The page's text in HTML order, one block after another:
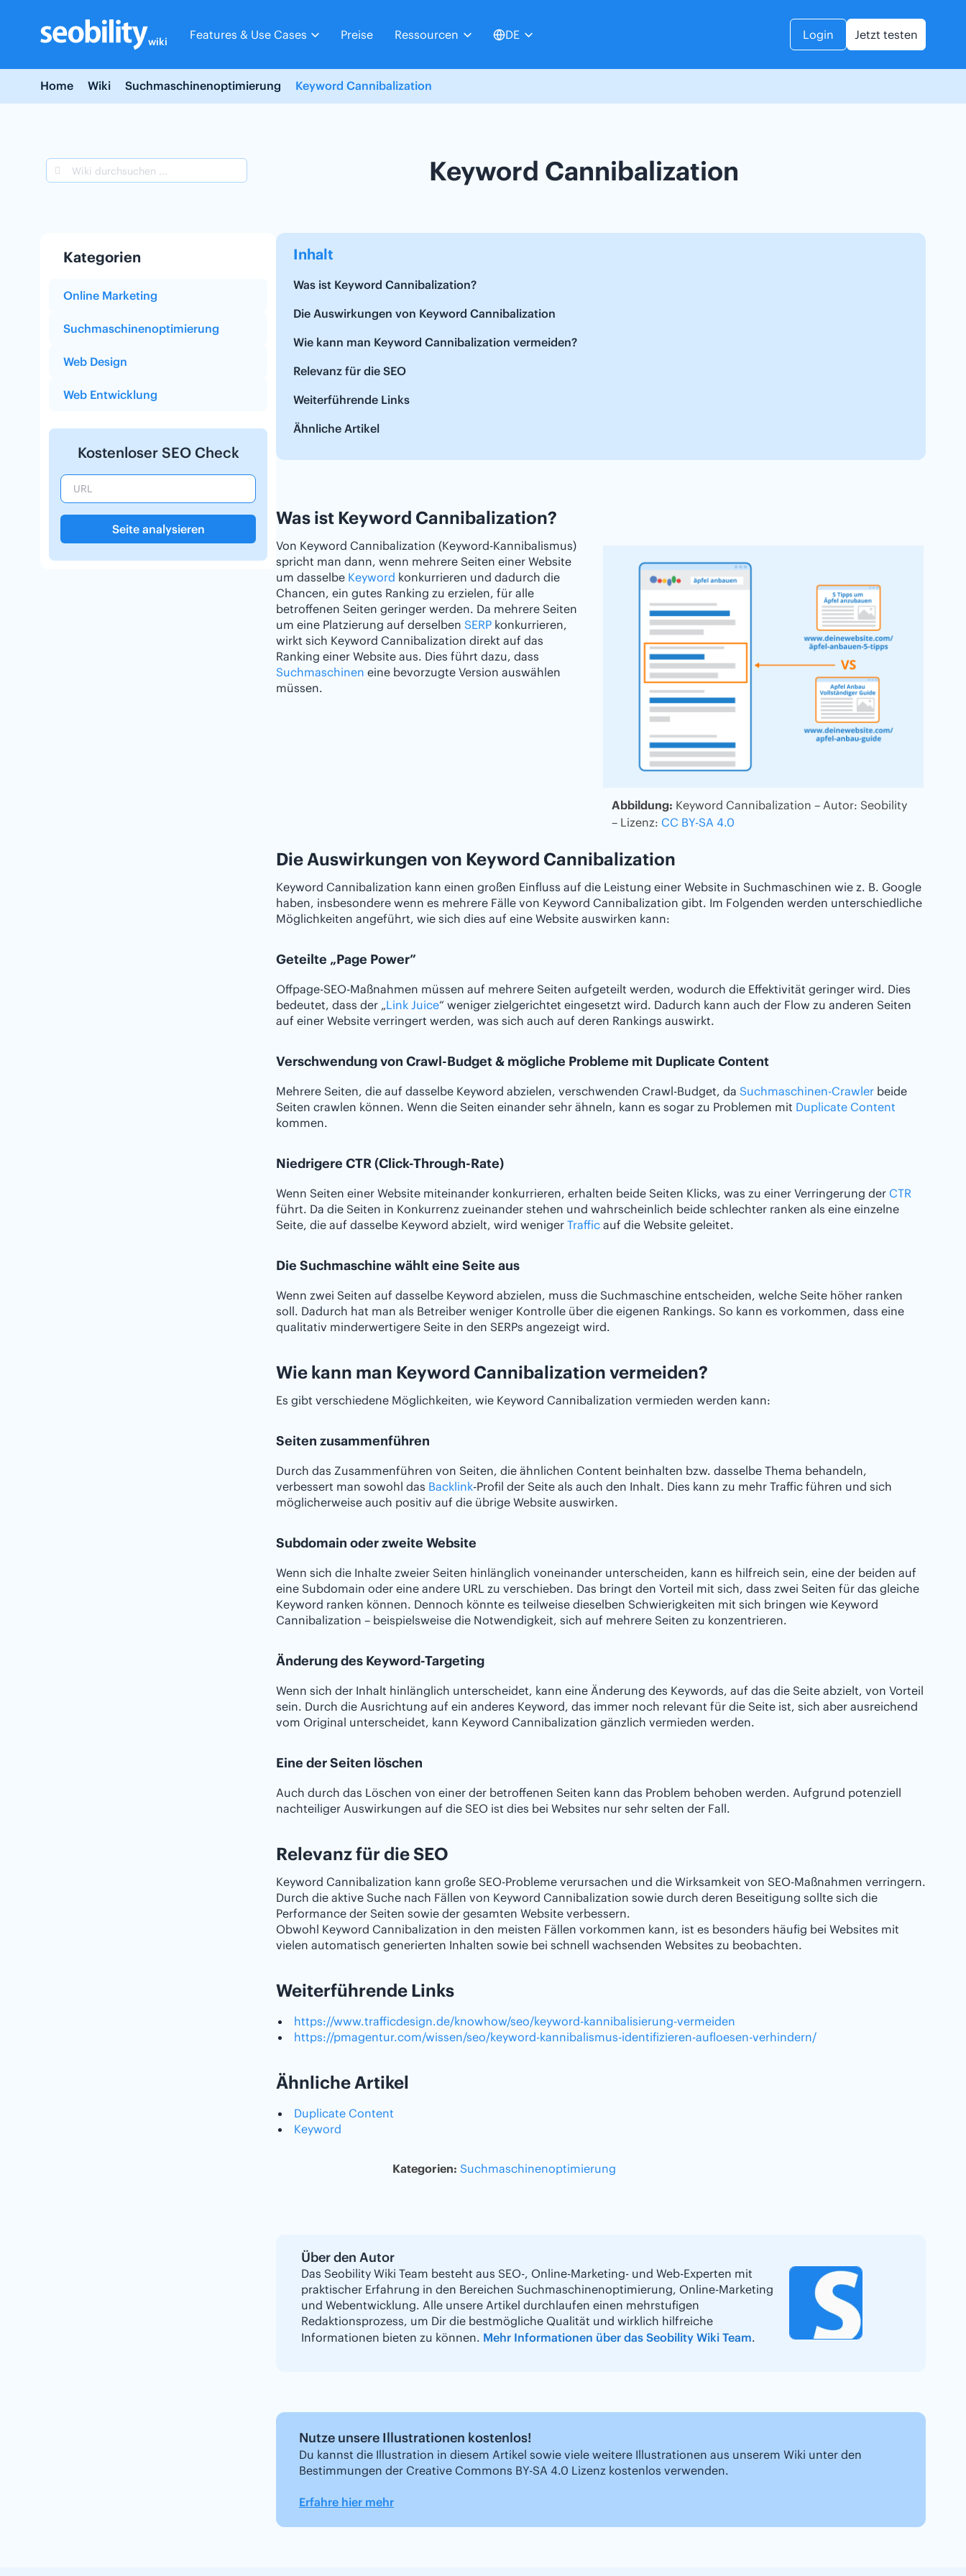
content
wiki Features & Use Cases Preise Ressourcen DE Login Jetzt testen
Home Wiki Suchmaschinenoptimierung Keyword Cannibalization
Keyword Cannibalization
Kategorien
Online Marketing
Suchmaschinenoptimierung
Web Design
Web Entwicklung
Kostenloser SEO Check
Seite analysieren
Inhalt
Was ist Keyword Cannibalization?
Die Auswirkungen von Keyword Cannibalization
Wie kann man Keyword Cannibalization vermeiden?
Relevanz für die SEO
Weiterführende Links
Ähnliche Artikel
Was ist Keyword Cannibalization?
Abbildung: Keyword Cannibalization – Autor: Seobility
– Lizenz: CC BY-SA 4.0
Von Keyword Cannibalization (Keyword-Kannibalismus)
spricht man dann, wenn mehrere Seiten einer Website
um dasselbe Keyword konkurrieren und dadurch die
Chancen, ein gutes Ranking zu erzielen, für alle
betroffenen Seiten geringer werden. Da mehrere Seiten
um eine Platzierung auf derselben SERP konkurrieren,
wirkt sich Keyword Cannibalization direkt auf das
Ranking einer Website aus. Dies führt dazu, dass
Suchmaschinen eine bevorzugte Version auswählen
müssen.
Die Auswirkungen von Keyword Cannibalization
Keyword Cannibalization kann einen großen Einfluss auf die Leistung einer Website in Suchmaschinen wie z. B. Google
haben, insbesondere wenn es mehrere Fälle von Keyword Cannibalization gibt. Im Folgenden werden unterschiedliche
Möglichkeiten angeführt, wie sich dies auf eine Website auswirken kann:
Geteilte „Page Power”
Offpage-SEO-Maßnahmen müssen auf mehrere Seiten aufgeteilt werden, wodurch die Effektivität geringer wird. Dies
bedeutet, dass der „Link Juice“ weniger zielgerichtet eingesetzt wird. Dadurch kann auch der Flow zu anderen Seiten
auf einer Website verringert werden, was sich auch auf deren Rankings auswirkt.
Verschwendung von Crawl-Budget & mögliche Probleme mit Duplicate Content
Mehrere Seiten, die auf dasselbe Keyword abzielen, verschwenden Crawl-Budget, da Suchmaschinen-Crawler beide
Seiten crawlen können. Wenn die Seiten einander sehr ähneln, kann es sogar zu Problemen mit Duplicate Content
kommen.
Niedrigere CTR (Click-Through-Rate)
Wenn Seiten einer Website miteinander konkurrieren, erhalten beide Seiten Klicks, was zu einer Verringerung der CTR
führt. Da die Seiten in Konkurrenz zueinander stehen und wahrscheinlich beide schlechter ranken als eine einzelne
Seite, die auf dasselbe Keyword abzielt, wird weniger Traffic auf die Website geleitet.
Die Suchmaschine wählt eine Seite aus
Wenn zwei Seiten auf dasselbe Keyword abzielen, muss die Suchmaschine entscheiden, welche Seite höher ranken
soll. Dadurch hat man als Betreiber weniger Kontrolle über die eigenen Rankings. So kann es vorkommen, dass eine
qualitativ minderwertigere Seite in den SERPs angezeigt wird.
Wie kann man Keyword Cannibalization vermeiden?
Es gibt verschiedene Möglichkeiten, wie Keyword Cannibalization vermieden werden kann:
Seiten zusammenführen
Durch das Zusammenführen von Seiten, die ähnlichen Content beinhalten bzw. dasselbe Thema behandeln,
verbessert man sowohl das Backlink-Profil der Seite als auch den Inhalt. Dies kann zu mehr Traffic führen und sich
möglicherweise auch positiv auf die übrige Website auswirken.
Subdomain oder zweite Website
Wenn sich die Inhalte zweier Seiten hinlänglich voneinander unterscheiden, kann es hilfreich sein, eine der beiden auf
eine Subdomain oder eine andere URL zu verschieben. Das bringt den Vorteil mit sich, dass zwei Seiten für das gleiche
Keyword ranken können. Dennoch könnte es teilweise dieselben Schwierigkeiten mit sich bringen wie Keyword
Cannibalization – beispielsweise die Notwendigkeit, sich auf mehrere Seiten zu konzentrieren.
Änderung des Keyword-Targeting
Wenn sich der Inhalt hinlänglich unterscheidet, kann eine Änderung des Keywords, auf das die Seite abzielt, von Vorteil
sein. Durch die Ausrichtung auf ein anderes Keyword, das immer noch relevant für die Seite ist, sich aber ausreichend
vom Original unterscheidet, kann Keyword Cannibalization gänzlich vermieden werden.
Eine der Seiten löschen
Auch durch das Löschen von einer der betroffenen Seiten kann das Problem behoben werden. Aufgrund potenziell
nachteiliger Auswirkungen auf die SEO ist dies bei Websites nur sehr selten der Fall.
Relevanz für die SEO
Keyword Cannibalization kann große SEO-Probleme verursachen und die Wirksamkeit von SEO-Maßnahmen verringern.
Durch die aktive Suche nach Fällen von Keyword Cannibalization sowie durch deren Beseitigung sollte sich die
Performance der Seiten sowie der gesamten Website verbessern.
Obwohl Keyword Cannibalization in den meisten Fällen vorkommen kann, ist es besonders häufig bei Websites mit
vielen automatisch generierten Inhalten sowie bei schnell wachsenden Websites zu beobachten.
Weiterführende Links
https://www.trafficdesign.de/knowhow/seo/keyword-kannibalisierung-vermeiden
https://pmagentur.com/wissen/seo/keyword-kannibalismus-identifizieren-aufloesen-verhindern/
Ähnliche Artikel
Duplicate Content
Keyword
Kategorien: Suchmaschinenoptimierung
Über den Autor
Das Seobility Wiki Team besteht aus SEO-, Online-Marketing- und Web-Experten mit
praktischer Erfahrung in den Bereichen Suchmaschinenoptimierung, Online-Marketing
und Webentwicklung. Alle unsere Artikel durchlaufen einen mehrstufigen
Redaktionsprozess, um Dir die bestmögliche Qualität und wirklich hilfreiche
Informationen bieten zu können. Mehr Informationen über das Seobility Wiki Team.
Nutze unsere Illustrationen kostenlos!
Du kannst die Illustration in diesem Artikel sowie viele weitere Illustrationen aus unserem Wiki unter den
Bestimmungen der Creative Commons BY-SA 4.0 Lizenz kostenlos verwenden.
Erfahre hier mehr